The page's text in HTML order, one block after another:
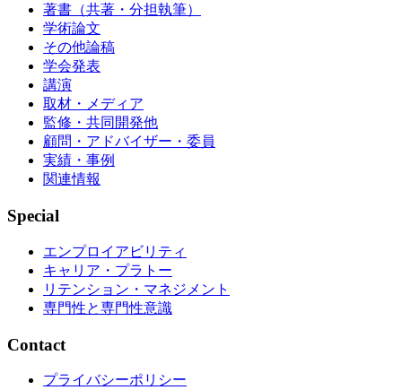
著書（共著・分担執筆）
学術論文
その他論稿
学会発表
講演
取材・メディア
監修・共同開発他
顧問・アドバイザー・委員
実績・事例
関連情報
Special
エンプロイアビリティ
キャリア・プラトー
リテンション・マネジメント
専門性と専門性意識
Contact
プライバシーポリシー